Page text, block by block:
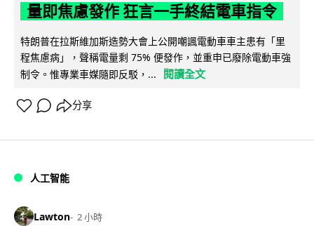
量即焦慮發作 狂言一手終結電車指令
特朗普在拉斯維加斯造勢大會上公開嘲諷電動車車主患有「里
程焦慮病」，聲稱電量剩 75% 便發作，並重申已廢除電動車強
制令。惟專業車媒隨即反駁，...
閱讀全文
分享
人工智能
Lawton 2 小時